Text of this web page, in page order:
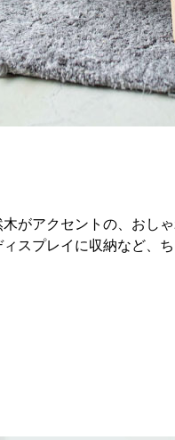
がアクセントの、おし
スプレイに収納など、